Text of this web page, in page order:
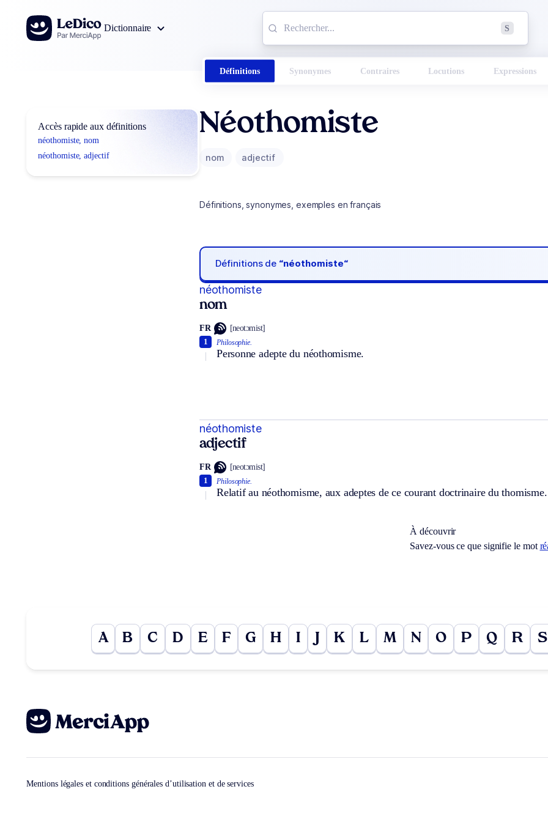
Aller au contenu
Dictionnaire
S
Définitions Synonymes Contraires Locutions Expressions
Accès rapide aux définitions
néothomiste, nom
néothomiste, adjectif
Néothomiste
nom adjectif
Définitions, synonymes, exemples en français
Définitions de “néothomiste“
néothomiste
nom
FR [neotɔmist]
Philosophie.
Personne adepte du néothomisme.
1
néothomiste
adjectif
FR [neotɔmist]
Philosophie.
Relatif au néothomisme, aux adeptes de ce courant doctrinaire du thomisme.
1
À découvrir
Savez-vous ce que signifie le mot
A B C D E F G H I K L M N O P Q R S
Mentions légales et conditions générales d’utilisation et de services